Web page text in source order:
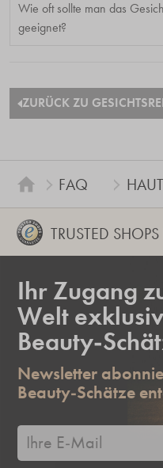
Wie oft sollte man das
geeignet?
ZURÜCK ZU
FAQ
TRUSTED
Ihr Zugang
Welt
Beauty-
Newsletter
Beauty-Schätze